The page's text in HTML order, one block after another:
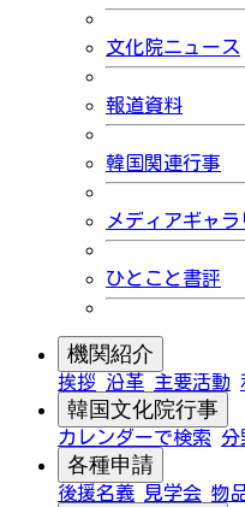
文化院ニュース
報道資料
韓国関連行事
メディアギャラ
ひとこと書評
機関紹介
挨拶 沿革 主要活動
韓国文化院行事
カレンダーで検索 分
各種申請
後援名義 見学会 物